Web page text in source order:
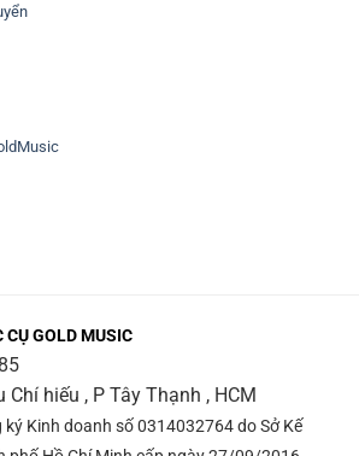
GOLD MUSIC
hiếu , P Tây Thạnh , HCM
Kinh doanh số 0314032764 do Sở Kế